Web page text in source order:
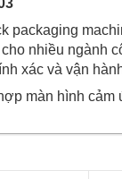
packaging
nhiều ngành
xác và vận
màn hình